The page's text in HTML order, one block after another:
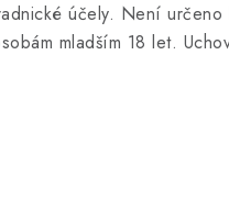
účely. Není
mladším 18 let.